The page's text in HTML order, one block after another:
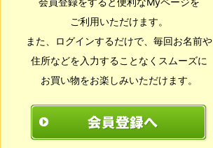
ご利用いただけます。
また、ログインするだけで、毎回お名前や
住所などを入力することなくスムーズに
お買い物をお楽しみいただけます。